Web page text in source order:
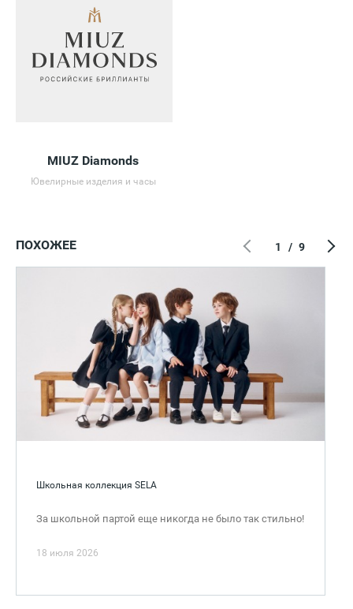
MIUZ Diamonds
Ювелирные изделия и часы
ПОХОЖЕЕ
Школьная коллекция SELA
За школьной партой еще никогда не было так стильно!
18 июля 2026
1 / 9